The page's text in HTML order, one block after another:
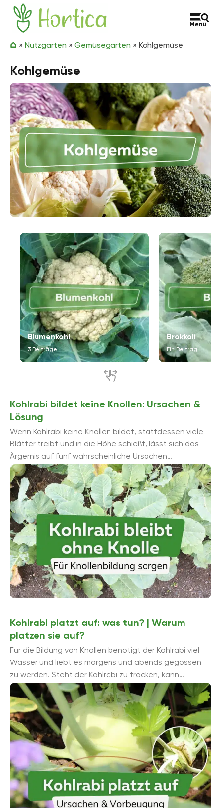
Zum Inhalt springen
Hortica
» Nutzgarten » Gemüsegarten » Kohlgemüse
Kohlgemüse
Blumenkohl
3 Beiträge
Brokkoli
Ein Beitrag
Kohlrabi bildet keine Knollen: Ursachen &
Lösung
Wenn Kohlrabi keine Knollen bildet, stattdessen viele
Blätter treibt und in die Höhe schießt, lässt sich das
Ärgernis auf fünf wahrscheinliche Ursachen
eingrenzen: Kohlhernie Der ...
Kohlrabi platzt auf: was tun? | Warum
platzen sie auf?
Für die Bildung von Knollen benötigt der Kohlrabi viel
Wasser und liebt es morgens und abends gegossen
zu werden. Steht der Kohlrabi zu trocken, kann
plötzlicher Regen ...